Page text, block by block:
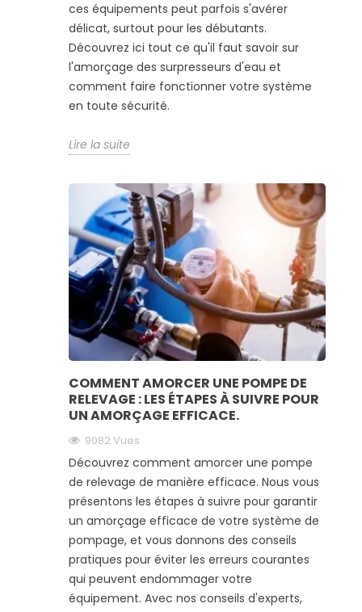
ces équipements peut parfois s'avérer
délicat, surtout pour les débutants.
Découvrez ici tout ce qu'il faut savoir sur
l'amorçage des surpresseurs d'eau et
comment faire fonctionner votre système
en toute sécurité.
Lire la suite
COMMENT AMORCER UNE POMPE DE
RELEVAGE : LES ÉTAPES À SUIVRE POUR
UN AMORÇAGE EFFICACE.
9082 Vues
Découvrez comment amorcer une pompe
de relevage de manière efficace. Nous vous
présentons les étapes à suivre pour garantir
un amorçage efficace de votre système de
pompage, et vous donnons des conseils
pratiques pour éviter les erreurs courantes
qui peuvent endommager votre
équipement. Avec nos conseils d'experts,